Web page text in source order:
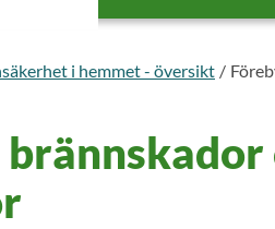
i hemmet - översikt
brännskador